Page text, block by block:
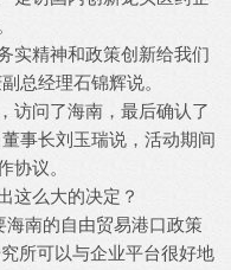
实精神和政策创新给我们
总经理石锦辉说。
访问了海南，最后确认了
事长刘玉瑞说，活动期间
协议。
这么大的决定？
南的自由贸易港口政策
所可以与企业平台很好地